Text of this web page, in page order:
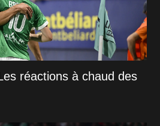
réactions à chaud des